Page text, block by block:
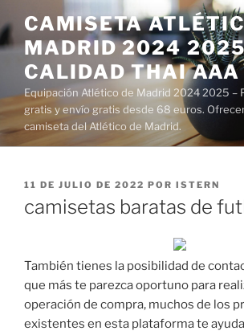
al
contenido
CAMISETA
MADRID 2024
CALIDAD THAI AAA
Equipación Atlético de Madrid 2024 2025 –
gratis y envío gratis desde 68 euros.
camiseta del Atlético de Madrid.
PUBLICADO
11 DE JULIO DE 2022 POR ISTERN
camisetas baratas de
También tienes la posibilidad de
que más te parezca oportuno para
operación de compra, muchos de los
existentes en esta plataforma te